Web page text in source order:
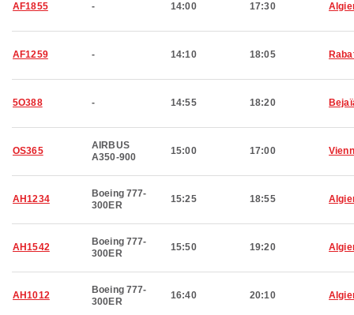
AF1855 - 14:00 17:30
AF1259 - 14:10 18:05
5O388 - 14:55 18:20
OS365
AIRBUS
A350-900
15:00 17:00
AH1234
Boeing 777-
300ER
15:25 18:55
AH1542
Boeing 777-
300ER
15:50 19:20
AH1012
Boeing 777-
300ER
16:40 20:10